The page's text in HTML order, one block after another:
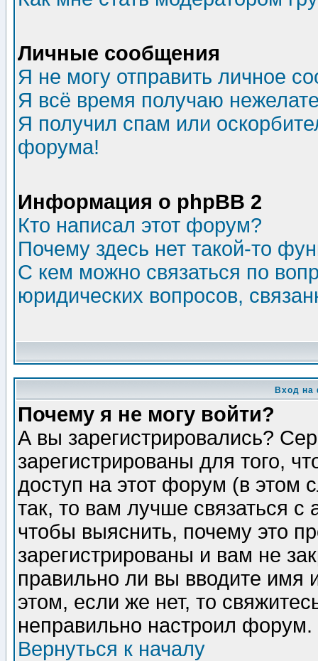
Личные сообщения
Я не могу отправить личное
Я всё время получаю
Я получил спам или
форума!
Информация о phpBB 2
Кто написал этот форум?
Почему здесь нет такой-то
С кем можно связаться по
юридических вопросов,
Вход на
Почему я не могу войти?
А вы зарегистрировались?
зарегистрированы для того,
доступ на этот форум (в этом
так, то вам лучше связаться
чтобы выяснить, почему это
зарегистрированы и вам не
правильно ли вы вводите
этом, если же нет, то
неправильно настроил форум.
Вернуться к началу